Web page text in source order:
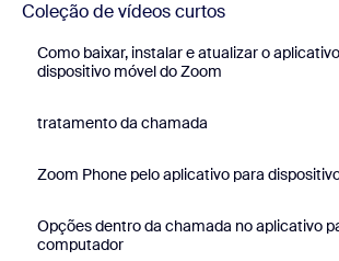
Coleção de vídeos curtos
Como baixar, instalar e atualizar o
dispositivo móvel do Zoom
tratamento da chamada
Zoom Phone pelo aplicativo para
Opções dentro da chamada no aplicativo
computador